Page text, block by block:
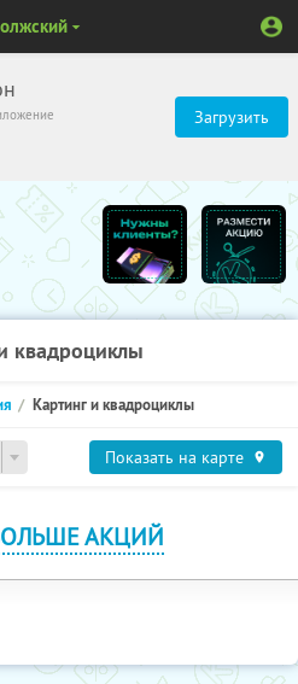
Загрузить
квадроциклы
Картинг и квадроциклы
Показать на карте
АКЦИЙ